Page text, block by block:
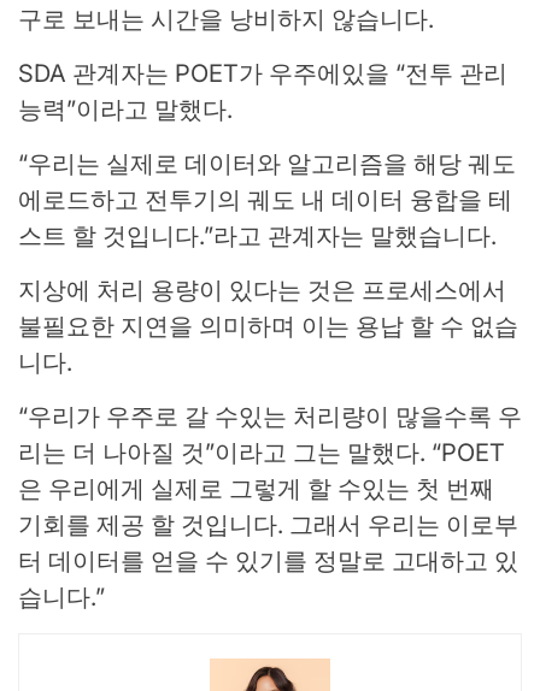
구로 보내는 시간을 낭비하지 않습니다.
SDA 관계자는 POET가 우주에있을 “전투 관리
능력”이라고 말했다.
“우리는 실제로 데이터와 알고리즘을 해당 궤도
에로드하고 전투기의 궤도 내 데이터 융합을 테
스트 할 것입니다.”라고 관계자는 말했습니다.
지상에 처리 용량이 있다는 것은 프로세스에서
불필요한 지연을 의미하며 이는 용납 할 수 없습
니다.
“우리가 우주로 갈 수있는 처리량이 많을수록 우
리는 더 나아질 것”이라고 그는 말했다. “POET
은 우리에게 실제로 그렇게 할 수있는 첫 번째
기회를 제공 할 것입니다. 그래서 우리는 이로부
터 데이터를 얻을 수 있기를 정말로 고대하고 있
습니다.”